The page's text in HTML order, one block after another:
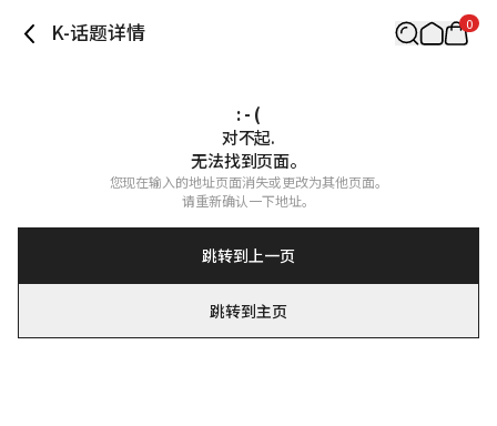
K-话题详情 0
: - (
对不起.
无法找到页面。
您现在输入的地址页面消失或更改为其他页面。
请重新确认一下地址。
跳转到上一页
跳转到主页